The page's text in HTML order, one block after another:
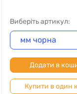
Виберіть артикул:
мм чорна
Додати в
Купити в один